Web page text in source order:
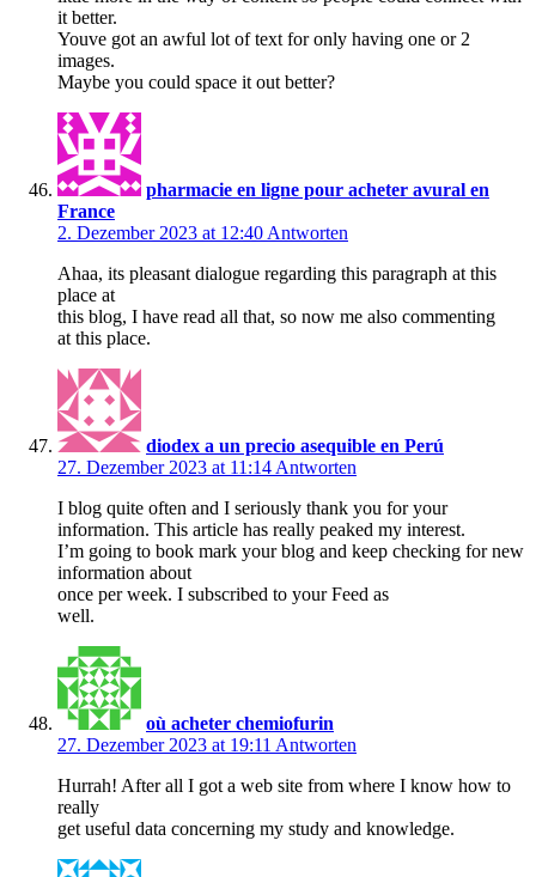
it better.
Youve got an awful lot of text for only having one or 2
images.
Maybe you could space it out better?
pharmacie en ligne pour acheter avural en
France
2. Dezember 2023 at 12:40 Antworten
Ahaa, its pleasant dialogue regarding this paragraph at this
place at
this blog, I have read all that, so now me also commenting
at this place.
diodex a un precio asequible en Perú
27. Dezember 2023 at 11:14 Antworten
I blog quite often and I seriously thank you for your
information. This article has really peaked my interest.
I’m going to book mark your blog and keep checking for new
information about
once per week. I subscribed to your Feed as
well.
où acheter chemiofurin
27. Dezember 2023 at 19:11 Antworten
Hurrah! After all I got a web site from where I know how to
really
get useful data concerning my study and knowledge.